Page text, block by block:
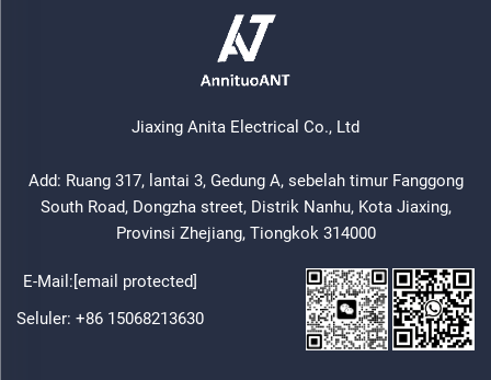
Jiaxing Anita Electrical Co., Ltd
Add: Ruang 317, lantai 3, Gedung A, sebelah timur Fanggong
South Road, Dongzha street, Distrik Nanhu, Kota Jiaxing,
Provinsi Zhejiang, Tiongkok 314000
E-Mail:[email protected]
Seluler: +86 15068213630